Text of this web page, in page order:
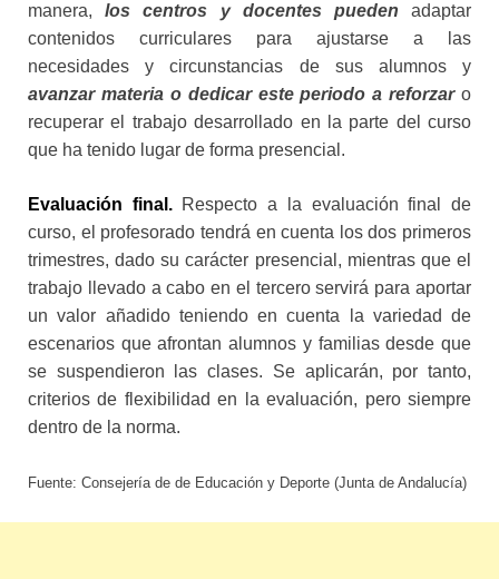
manera,los centros y docentes pueden adaptar
contenidos curriculares para ajustarse a las
necesidades y circunstancias de sus alumnos y
avanzar materia o dedicar este periodo a reforzaro
recuperar el trabajo desarrollado en la parte del curso
que ha tenido lugar de forma presencial.
Evaluación final.Respecto a la evaluación final de
curso, el profesorado tendrá en cuenta los dos primeros
trimestres, dado su carácter presencial, mientras que el
trabajo llevado a cabo en el tercero servirá para aportar
un valor añadido teniendo en cuenta la variedad de
escenarios que afrontan alumnos y familias desde que
se suspendieron las clases. Se aplicarán, por tanto,
criterios de flexibilidad en la evaluación, pero siempre
dentro de la norma.
Fuente: Consejería de de Educación y Deporte (Junta de Andalucía)